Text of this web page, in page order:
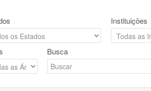
Instituições
Busca